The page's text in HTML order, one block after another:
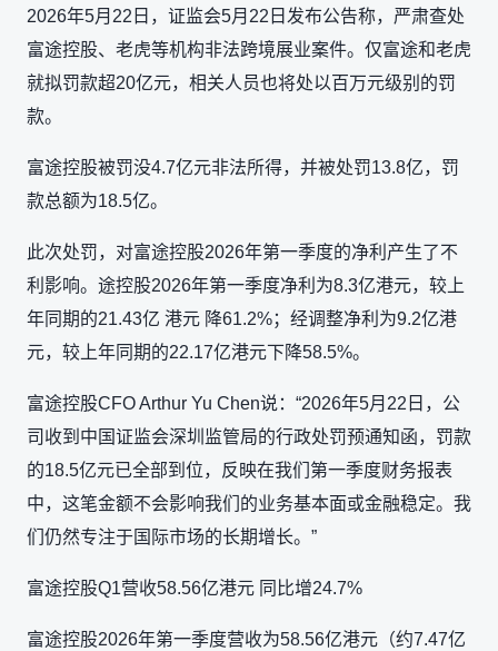
2026年5月22日，证监会5月22日发布公告称，严肃查处
富途控股、老虎等机构非法跨境展业案件。仅富途和老虎
就拟罚款超20亿元，相关人员也将处以百万元级别的罚
款。
富途控股被罚没4.7亿元非法所得，并被处罚13.8亿，罚
款总额为18.5亿。
此次处罚，对富途控股2026年第一季度的净利产生了不
利影响。途控股2026年第一季度净利为8.3亿港元，较上
年同期的21.43亿 港元 降61.2%；经调整净利为9.2亿港
元，较上年同期的22.17亿港元下降58.5%。
富途控股CFO Arthur Yu Chen说：“2026年5月22日，公
司收到中国证监会深圳监管局的行政处罚预通知函，罚款
的18.5亿元已全部到位，反映在我们第一季度财务报表
中，这笔金额不会影响我们的业务基本面或金融稳定。我
们仍然专注于国际市场的长期增长。”
富途控股Q1营收58.56亿港元 同比增24.7%
富途控股2026年第一季度营收为58.56亿港元（约7.47亿